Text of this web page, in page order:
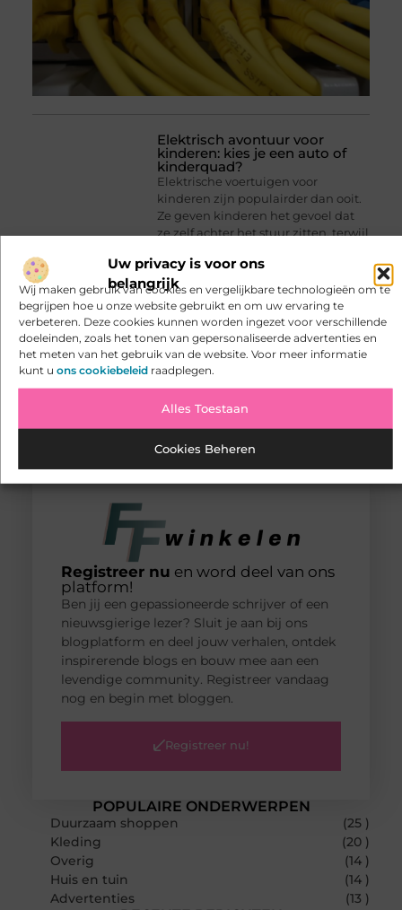
Uw privacy is voor ons
belangrijk
Wij maken gebruik van cookies en vergelijkbare technologieën om te
begrijpen hoe u onze website gebruikt en om uw ervaring te
verbeteren. Deze cookies kunnen worden ingezet voor verschillende
doeleinden, zoals het tonen van gepersonaliseerde advertenties en
het meten van het gebruik van de website. Voor meer informatie
kunt u ons cookiebeleidraadplegen.
Alles Toestaan
Cookies Beheren
Elektrisch avontuur voor
kinderen: kies je een auto of
kinderquad?
Elektrische voertuigen voor
kinderen zijn populairder dan ooit.
Ze geven kinderen het gevoel dat
ze zelf achter het stuur zitten, terwijl
uit modellen met begrensde
snelheden, afstandsbediening en
andere veiligheidsfuncties.
POPULAIRE ONDERWERPEN
Duurzaam shoppen
(25 )
Kleding
(20 )
Overig
(14 )
Huis en tuin
(14 )
Advertenties
(13 )
Registreer nu en word deel van ons
platform!
Ben jij een gepassioneerde schrijver of een
nieuwsgierige lezer? Sluit je aan bij ons
blogplatform en deel jouw verhalen, ontdek
inspirerende blogs en bouw mee aan een
levendige community. Registreer vandaag
nog en begin met bloggen.
Registreer nu!